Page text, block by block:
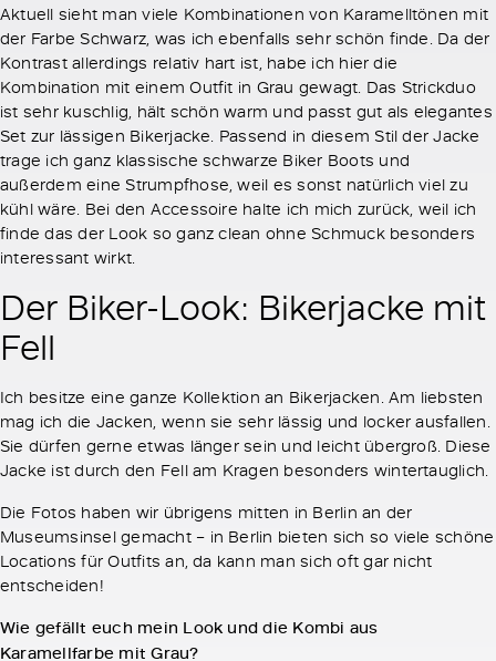
Aktuell sieht man viele Kombinationen von Karamelltönen mit
der Farbe Schwarz, was ich ebenfalls sehr schön finde. Da der
Kontrast allerdings relativ hart ist, habe ich hier die
Kombination mit einem Outfit in Grau gewagt. Das Strickduo
ist sehr kuschlig, hält schön warm und passt gut als elegantes
Set zur lässigen Bikerjacke. Passend in diesem Stil der Jacke
trage ich ganz klassische schwarze Biker Boots und
außerdem eine Strumpfhose, weil es sonst natürlich viel zu
kühl wäre. Bei den Accessoire halte ich mich zurück, weil ich
finde das der Look so ganz clean ohne Schmuck besonders
interessant wirkt.
Der Biker-Look: Bikerjacke mit
Fell
Ich besitze eine ganze Kollektion an Bikerjacken. Am liebsten
mag ich die Jacken, wenn sie sehr lässig und locker ausfallen.
Sie dürfen gerne etwas länger sein und leicht übergroß. Diese
Jacke ist durch den Fell am Kragen besonders wintertauglich.
Die Fotos haben wir übrigens mitten in Berlin an der
Museumsinsel gemacht – in Berlin bieten sich so viele schöne
Locations für Outfits an, da kann man sich oft gar nicht
entscheiden!
Wie gefällt euch mein Look und die Kombi aus
Karamellfarbe mit Grau?